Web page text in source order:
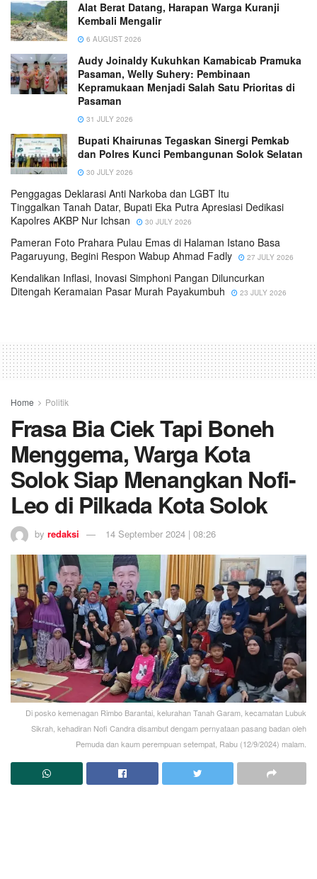
Alat Berat Datang, Harapan Warga Kuranji
Kembali Mengalir
6 AUGUST 2026
Audy Joinaldy Kukuhkan Kamabicab Pramuka
Pasaman, Welly Suhery: Pembinaan
Kepramukaan Menjadi Salah Satu Prioritas di
Pasaman
31 JULY 2026
Bupati Khairunas Tegaskan Sinergi Pemkab
dan Polres Kunci Pembangunan Solok Selatan
30 JULY 2026
Penggagas Deklarasi Anti Narkoba dan LGBT Itu
Tinggalkan Tanah Datar, Bupati Eka Putra Apresiasi Dedikasi
Kapolres AKBP Nur Ichsan
30 JULY 2026
Pameran Foto Prahara Pulau Emas di Halaman Istano Basa
Pagaruyung, Begini Respon Wabup Ahmad Fadly
27 JULY 2026
Kendalikan Inflasi, Inovasi Simphoni Pangan Diluncurkan
Ditengah Keramaian Pasar Murah Payakumbuh
23 JULY 2026
Home Politik
Frasa Bia Ciek Tapi Boneh
Menggema, Warga Kota
Solok Siap Menangkan Nofi-
Leo di Pilkada Kota Solok
by redaksi 14 September 2024 | 08:26
Di posko kemenagan Rimbo Barantai, kelurahan Tanah Garam, kecamatan Lubuk
Sikrah, kehadiran Nofi Candra disambut dengam pernyataan pasang badan oleh
Pemuda dan kaum perempuan setempat, Rabu (12/9/2024) malam.